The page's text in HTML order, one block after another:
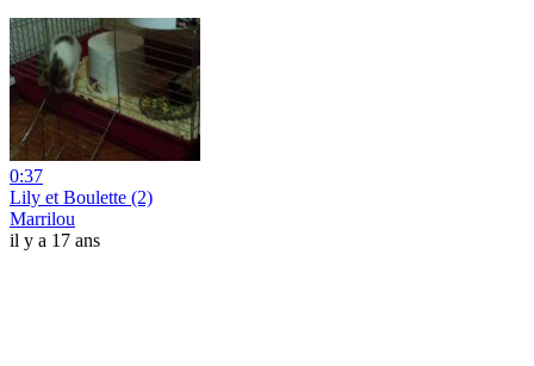
0:37
Lily et Boulette (2)
Marrilou
il y a 17 ans